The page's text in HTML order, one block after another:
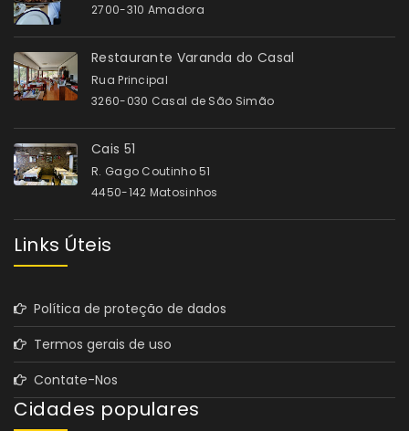
2700-310 Amadora
Restaurante Varanda do Casal
Rua Principal
3260-030 Casal de São Simão
Cais 51
R. Gago Coutinho 51
4450-142 Matosinhos
Links Úteis
Política de proteção de dados
Termos gerais de uso
Contate-Nos
Cidades populares